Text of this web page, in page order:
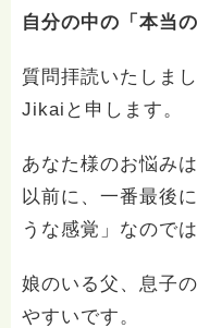
自分の中の「本当
質問拝読いたしまし
Jikaiと申します。
あなた様のお悩み
以前に、一番最後
うな感覚」なので
娘のいる父、息子
やすいです。